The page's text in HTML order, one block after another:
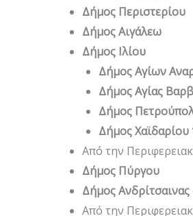
Δήμος Περιστερίου
Δήμος Αιγάλεω
Δήμος Ιλίου
Δήμος Αγίων
Δήμος Αγίας
Δήμος
Δήμος Χαϊδαρίου
Από την
Δήμος Πύργου
Δήμος
Από την